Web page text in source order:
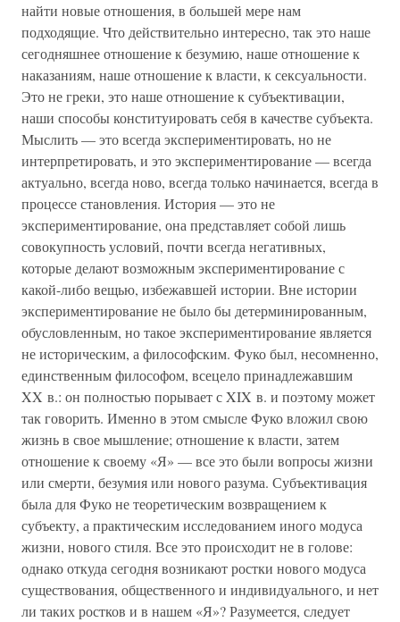
найти новые отношения, в большей мере нам
подходящие. Что действительно интересно, так это наше
сегодняшнее отношение к безумию, наше отношение к
наказаниям, наше отношение к власти, к сексуальности.
Это не греки, это наше отношение к субъективации,
наши способы конституировать себя в качестве субъекта.
Мыслить — это всегда экспериментировать, но не
интерпретировать, и это экспериментирование — всегда
актуально, всегда ново, всегда только начинается, всегда в
процессе становления. История — это не
экспериментирование, она представляет собой лишь
совокупность условий, почти всегда негативных,
которые делают возможным экспериментирование с
какой-либо вещью, избежавшей истории. Вне истории
экспериментирование не было бы детерминированным,
обусловленным, но такое экспериментирование является
не историческим, а философским. Фуко был, несомненно,
единственным философом, всецело принадлежавшим
XX в.: он полностью порывает с XIX в. и поэтому может
так говорить. Именно в этом смысле Фуко вложил свою
жизнь в свое мышление; отношение к власти, затем
отношение к своему «Я» — все это были вопросы жизни
или смерти, безумия или нового разума. Субъективация
была для Фуко не теоретическим возвращением к
субъекту, а практическим исследованием иного модуса
жизни, нового стиля. Все это происходит не в голове:
однако откуда сегодня возникают ростки нового модуса
существования, общественного и индивидуального, и нет
ли таких ростков и в нашем «Я»? Разумеется, следует